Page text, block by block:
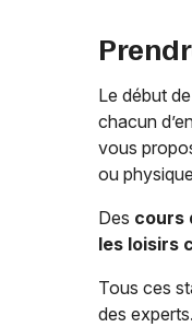
Le début
chacun
vous
ou
Des cours
les loisirs
Tous ces
des experts.